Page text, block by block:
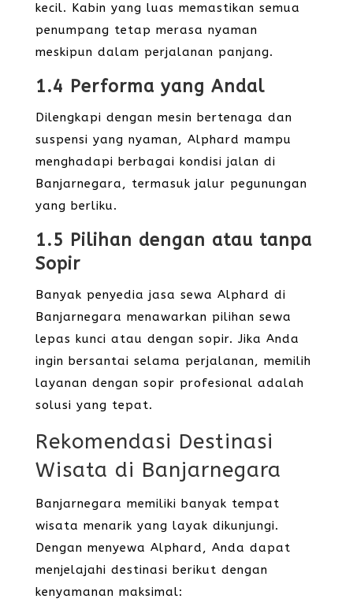
kecil. Kabin yang luas memastikan semua
penumpang tetap merasa nyaman
meskipun dalam perjalanan panjang.
1.4 Performa yang Andal
Dilengkapi dengan mesin bertenaga dan
suspensi yang nyaman, Alphard mampu
menghadapi berbagai kondisi jalan di
Banjarnegara, termasuk jalur pegunungan
yang berliku.
1.5 Pilihan dengan atau tanpa
Sopir
Banyak penyedia jasa sewa Alphard di
Banjarnegara menawarkan pilihan sewa
lepas kunci atau dengan sopir. Jika Anda
ingin bersantai selama perjalanan, memilih
layanan dengan sopir profesional adalah
solusi yang tepat.
Rekomendasi Destinasi
Wisata di Banjarnegara
Banjarnegara memiliki banyak tempat
wisata menarik yang layak dikunjungi.
Dengan menyewa Alphard, Anda dapat
menjelajahi destinasi berikut dengan
kenyamanan maksimal: